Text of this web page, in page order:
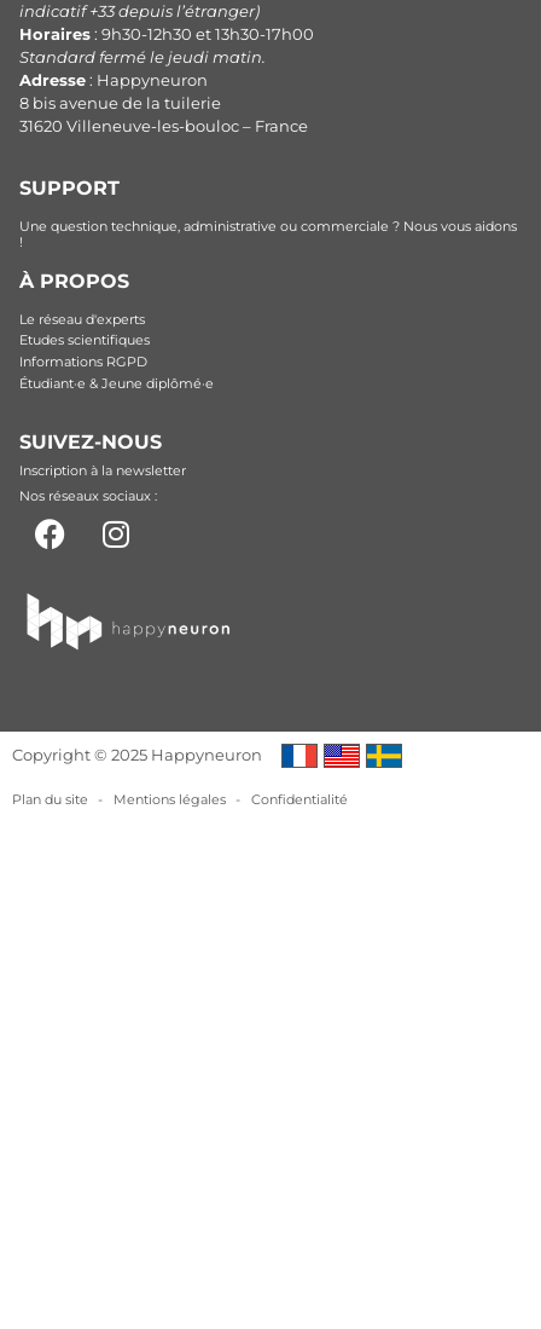
indicatif +33 depuis l’étranger)
Horaires : 9h30-12h30 et 13h30-17h00
Standard fermé le jeudi matin.
Adresse : Happyneuron
8 bis avenue de la tuilerie
31620 Villeneuve-les-bouloc – France
SUPPORT
Une question technique, administrative ou commerciale ? Nous vous aidons
!
À PROPOS
Le réseau d'experts
Etudes scientifiques
Informations RGPD
Étudiant·e & Jeune diplômé·e
SUIVEZ-NOUS
Inscription à la newsletter
Nos réseaux sociaux :
Copyright © 2025 Happyneuron
Plan du site - Mentions légales - Confidentialité